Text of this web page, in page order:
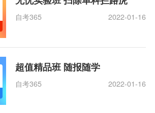
自考365 2022-01-16
超值精品班 随报随学
自考365 2022-01-16